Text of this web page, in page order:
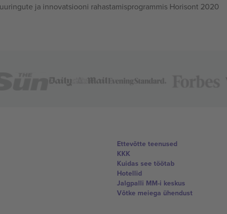
ja innovatsiooni rahastamisprogrammis Horisont 2020
Ettevõtte teenused
KKK
Kuidas see töötab
Hotellid
Jalgpalli MM-i keskus
Võtke meiega ühendust